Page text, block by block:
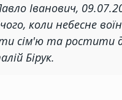
Іванович,
коли небесне
сім'ю та ростити
Бірук.